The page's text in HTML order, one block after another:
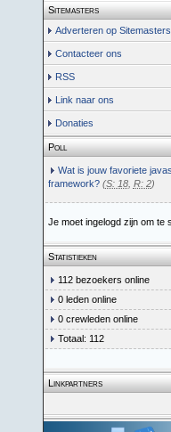
Sitemasters
Adverteren op
Contacteer ons
RSS
Link naar ons
Donaties
Poll
Wat is jouw favoriete
framework? (S: 18, R: 2)
Je moet ingelogd zijn om te
Statistieken
112 bezoekers online
0 leden online
0 crewleden online
Totaal: 112
Linkpartners